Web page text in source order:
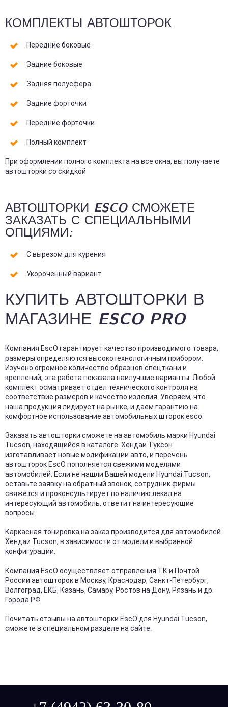
КОМПЛЕКТЫ АВТОШТОРОК
Передние боковые
Задние боковые
Задняя полусфера
Задние форточки
Передние форточки
Полный комплект
При оформлении полного комплекта на все окна, вы получаете
автошторки со скидкой
АВТОШТОРКИ ESCO СМОЖЕТЕ
ЗАКАЗАТЬ С СПЕЦИАЛЬНЫМИ
ОПЦИЯМИ:
С вырезом для курения
Укороченный вариант
КУПИТЬ АВТОШТОРКИ В
МАГАЗИНЕ ESCO PRO
Компания EscO гарантирует качество производимого товара,
размеры определяются высокотехнологичным прибором.
Изучено огромное количество образцов спецткани и
креплений, эта работа показала наилучшие варианты. Любой
комплект осматривает отдел технического контроля на
соответствие размеров и качество изделия. Уверяем, что
наша продукция лидирует на рынке, и даем гарантию на
комфортное использование автомобильных шторок esco.
Заказать автошторки сможете на автомобиль марки Hyundai
Tucson, находящийся в каталоге. Хендаи Туксон
изготавливает новые модификации авто, и перечень
автошторок EscO пополняется свежими моделями
автомобилей. Если не нашли Вашей модели Hyundai Tucson,
оставьте заявку на обратный звонок, сотрудник фирмы
свяжется и проконсультирует по наличию лекал на
интересующий автомобиль, ответит на интересующие
вопросы.
Каркасная тонировка на заказ производится для автомобилей
Хендаи Tucson, в зависимости от модели и выбранной
конфигурации.
Компания EscO осуществляет отправления ТК и Почтой
России автошторок в Москву, Краснодар, Санкт-Петербург,
Волгоград, ЕКБ, Казань, Самару, Ростов на Дону, Рязань и др.
Города РФ
Почитать отзывы на автошторки EscO для Hyundai Tucson,
сможете в специальном разделе на сайте.